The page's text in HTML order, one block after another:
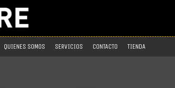
QUIENES SOMOS SERVICIOS CONTACTO TIENDA